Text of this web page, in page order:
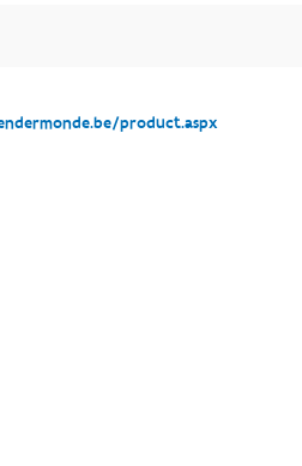
product.aspx